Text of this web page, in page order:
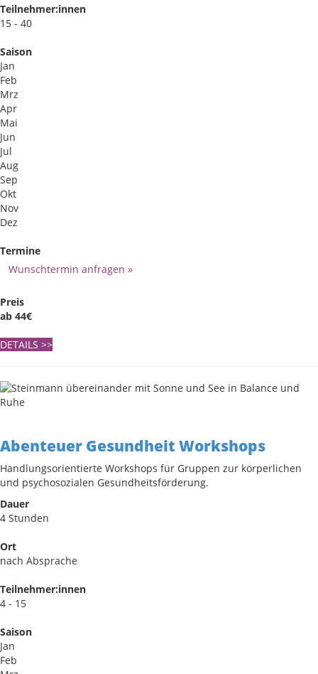
Teilnehmer:innen
15 - 40
Saison
Jan
Feb
Mrz
Apr
Mai
Jun
Jul
Aug
Sep
Okt
Nov
Dez
Termine
Wunschtermin anfragen »
Preis
ab 44€
DETAILS >>
Abenteuer Gesundheit Workshops
Handlungsorientierte Workshops für Gruppen zur körperlichen
und psychosozialen Gesundheitsförderung.
Dauer
4 Stunden
Ort
nach Absprache
Teilnehmer:innen
4 - 15
Saison
Jan
Feb